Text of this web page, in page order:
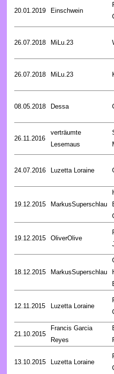
20.01.2019 Einschwein
26.07.2018 MiLu.23
26.07.2018 MiLu.23
08.05.2018 Dessa
26.11.2016
verträumte
Lesemaus
24.07.2016 Luzetta Loraine
19.12.2015 MarkusSuperschlau
19.12.2015 OliverOlive
18.12.2015 MarkusSuperschlau
12.11.2015 Luzetta Loraine
21.10.2015
Francis Garcia
Reyes
13.10.2015 Luzetta Loraine